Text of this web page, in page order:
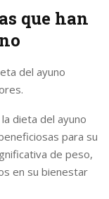
que han
del ayuno
dieta del ayuno
para su
de peso,
en su bienestar